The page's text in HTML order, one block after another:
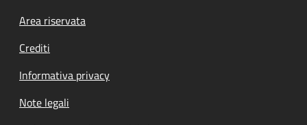
Footer menu
Area riservata
Crediti
Informativa privacy
Note legali